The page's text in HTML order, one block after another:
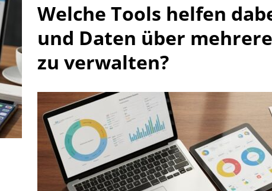
Welche Tools helfen
und Daten über
zu verwalten?